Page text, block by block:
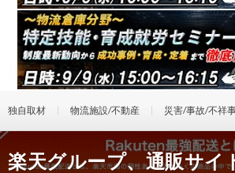
独自取材 物流施設/不動産 災害/事故/不祥
楽天グループ、通販サイ